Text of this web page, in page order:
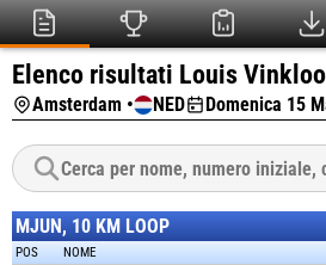
Elenco risultati Louis
Amsterdam • NED Domenica 15
MJUN, 10 KM LOOP
POS NOME